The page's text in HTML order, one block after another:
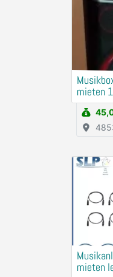
mieten
mieten